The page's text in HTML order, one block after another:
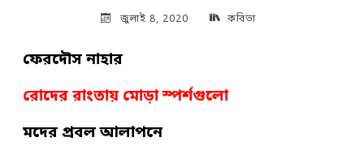
জুলাই 8, 2020 কবিতা
ফেরদৌস নাহার
রোদের রাংতায় মোড়া স্পর্শগুলো
মদের প্রবল আলাপনে